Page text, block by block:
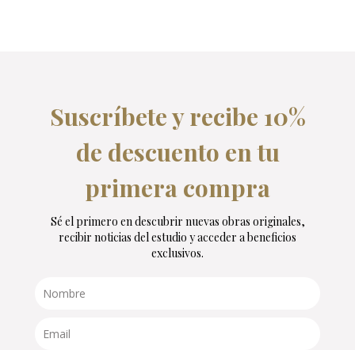
Suscríbete y recibe 10%
de descuento en tu
primera compra
Sé el primero en descubrir nuevas obras originales,
recibir noticias del estudio y acceder a beneficios
exclusivos.